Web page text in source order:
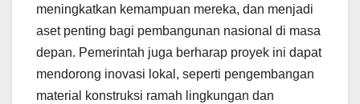
meningkatkan kemampuan mereka, dan menjadi
aset penting bagi pembangunan nasional di masa
depan. Pemerintah juga berharap proyek ini dapat
mendorong inovasi lokal, seperti pengembangan
material konstruksi ramah lingkungan dan